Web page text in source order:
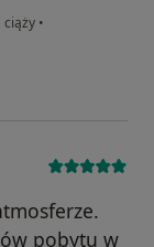
ciąży •
pobytu w